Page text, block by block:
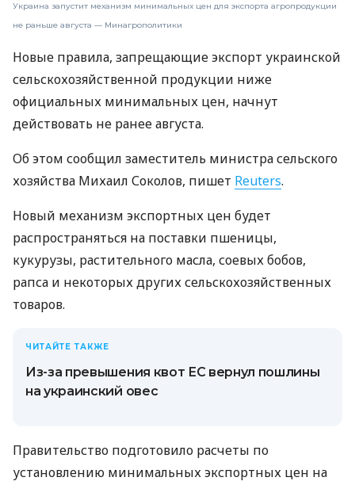
Украина запустит механизм минимальных цен для экспорта агропродукции
не раньше августа — Минагрополитики
Новые правила, запрещающие экспорт украинской
сельскохозяйственной продукции ниже
официальных минимальных цен, начнут
действовать не ранее августа.
Об этом сообщил заместитель министра сельского
хозяйства Михаил Соколов, пишет Reuters.
Новый механизм экспортных цен будет
распространяться на поставки пшеницы,
кукурузы, растительного масла, соевых бобов,
рапса и некоторых других сельскохозяйственных
товаров.
ЧИТАЙТЕ ТАКЖЕ
Из-за превышения квот ЕС вернул пошлины
на украинский овес
Правительство подготовило расчеты по
установлению минимальных экспортных цен на